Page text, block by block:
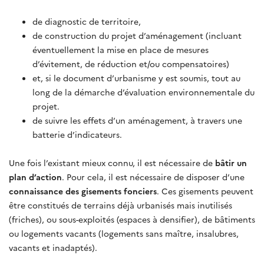
de diagnostic de territoire,
de construction du projet d’aménagement (incluant
éventuellement la mise en place de mesures
d’évitement, de réduction et/ou compensatoires)
et, si le document d’urbanisme y est soumis, tout au
long de la démarche d’évaluation environnementale du
projet.
de suivre les effets d’un aménagement, à travers une
batterie d’indicateurs.
Une fois l’existant mieux connu, il est nécessaire de bâtir un
plan d’action. Pour cela, il est nécessaire de disposer d’une
connaissance des gisements fonciers. Ces gisements peuvent
être constitués de terrains déjà urbanisés mais inutilisés
(friches), ou sous-exploités (espaces à densifier), de bâtiments
ou logements vacants (logements sans maître, insalubres,
vacants et inadaptés).